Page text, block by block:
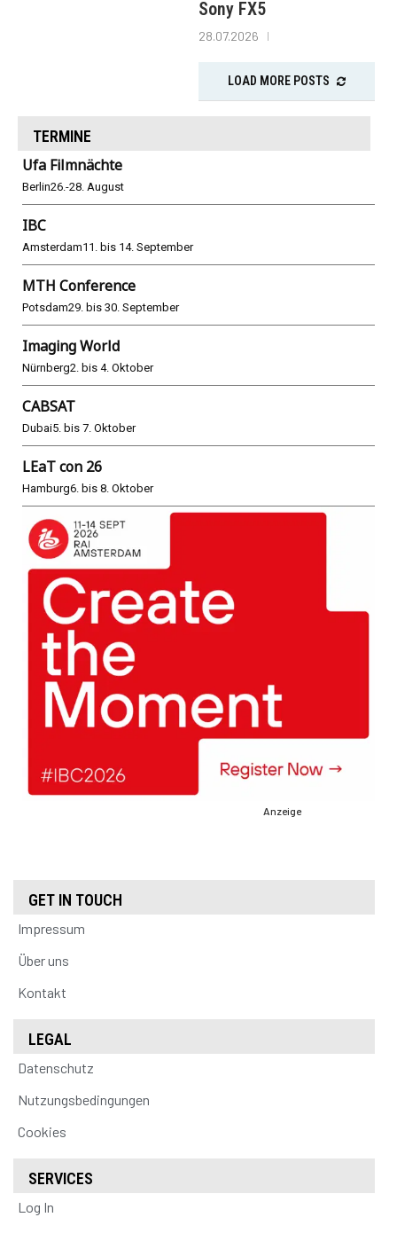
Sony FX5
28.07.2026
LOAD MORE POSTS
TERMINE
Ufa Filmnächte
Berlin26.-28. August
IBC
Amsterdam11. bis 14. September
MTH Conference
Potsdam29. bis 30. September
Imaging World
Nürnberg2. bis 4. Oktober
CABSAT
Dubai5. bis 7. Oktober
LEaT con 26
Hamburg6. bis 8. Oktober
Anzeige
GET IN TOUCH
Impressum
Über uns
Kontakt
LEGAL
Datenschutz
Nutzungsbedingungen
Cookies
SERVICES
Log In